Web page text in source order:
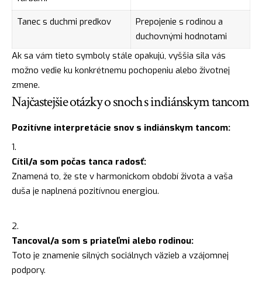
Tanec s duchmi predkov
Prepojenie s rodinou a
duchovnými hodnotami
Ak sa vám tieto symboly stále opakujú, vyššia sila vás
možno vedie ku konkrétnemu pochopeniu alebo životnej
zmene.
Najčastejšie otázky o snoch s indiánskym tancom
Pozitívne interpretácie snov s indiánskym tancom:
Cítil/a som počas tanca radosť:
Znamená to, že ste v harmonickom období života a vaša
duša je naplnená pozitívnou energiou.
Tancoval/a som s priateľmi alebo rodinou:
Toto je znamenie silných sociálnych väzieb a vzájomnej
podpory.